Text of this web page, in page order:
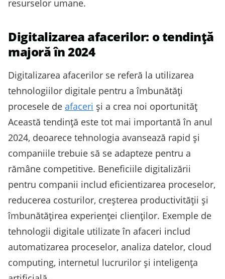
resurselor umane.
Digitalizarea afacerilor: o tendință
majoră în 2024
Digitalizarea afacerilor se referă la utilizarea
tehnologiilor digitale pentru a îmbunătăți
procesele de afaceri și a crea noi oportunităț
Această tendință este tot mai importantă în anul
2024, deoarece tehnologia avansează rapid și
companiile trebuie să se adapteze pentru a
rămâne competitive. Beneficiile digitalizării
pentru companii includ eficientizarea proceselor,
reducerea costurilor, creșterea productivității și
îmbunătățirea experienței clienților. Exemple de
tehnologii digitale utilizate în afaceri includ
automatizarea proceselor, analiza datelor, cloud
computing, internetul lucrurilor și inteligența